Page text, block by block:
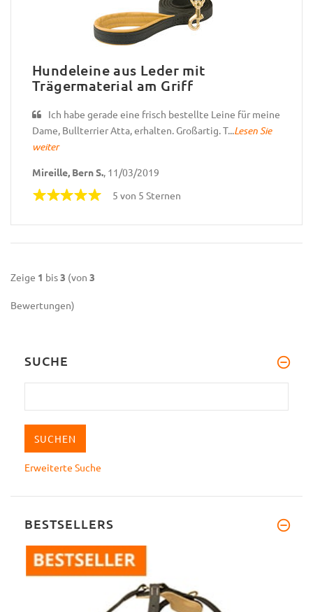
Hundeleine aus Leder mit
Trägermaterial am Griff
Ich habe gerade eine frisch bestellte Leine für meine
Dame, Bullterrier Atta, erhalten. Großartig. T...Lesen Sie
weiter
Mireille, Bern S. , 11/03/2019
5 von 5 Sternen
Zeige 1 bis3 (von 3
Bewertungen)
SUCHE
Erweiterte Suche
BESTSELLERS